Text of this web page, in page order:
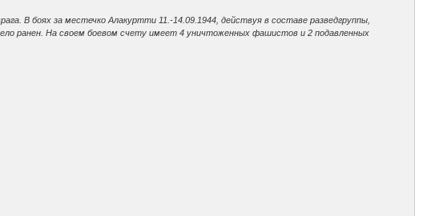
В боях за местечко Алакуртти 11.-14.09.1944, действуя в составе разведгруппы,
ранен. На своем боевом счету имеет 4 уничтоженных фашистов и 2 подавленных